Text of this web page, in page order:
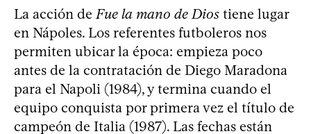
La acción de Fue la mano de Dios tiene lugar
en Nápoles. Los referentes futboleros nos
permiten ubicar la época: empieza poco
antes de la contratación de Diego Maradona
para el Napoli (1984), y termina cuando el
equipo conquista por primera vez el título de
campeón de Italia (1987). Las fechas están